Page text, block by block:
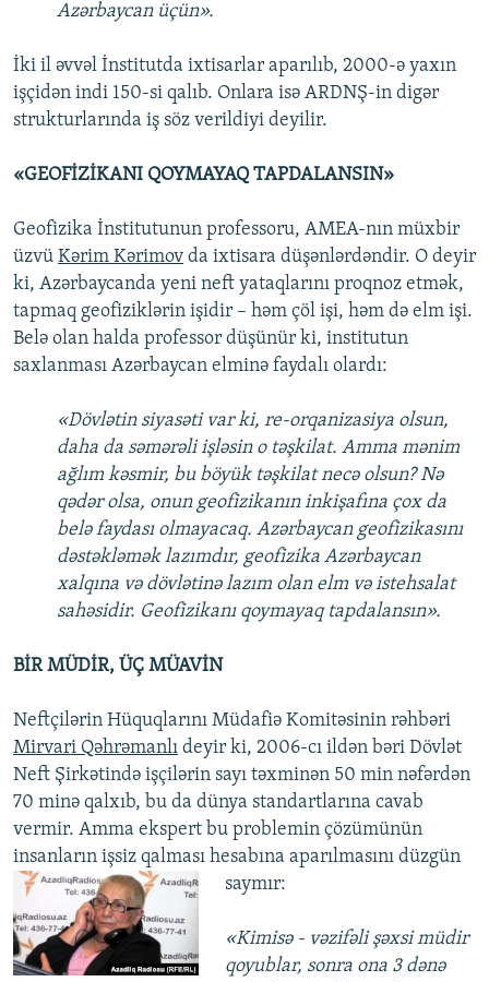
Azərbaycan üçün».
İki il əvvəl İnstitutda ixtisarlar aparılıb, 2000-ə yaxın
işçidən indi 150-si qalıb. Onlara isə ARDNŞ-in digər
strukturlarında iş söz verildiyi deyilir.
«GEOFİZİKANI QOYMAYAQ TAPDALANSIN»
Geofizika İnstitutunun professoru, AMEA-nın müxbir
üzvü Kərim Kərimov da ixtisara düşənlərdəndir. O deyir
ki, Azərbaycanda yeni neft yataqlarını proqnoz etmək,
tapmaq geofiziklərin işidir – həm çöl işi, həm də elm işi.
Belə olan halda professor düşünür ki, institutun
saxlanması Azərbaycan elminə faydalı olardı:
«Dövlətin siyasəti var ki, re-orqanizasiya olsun,
daha da səmərəli işləsin o təşkilat. Amma mənim
ağlım kəsmir, bu böyük təşkilat necə olsun? Nə
qədər olsa, onun geofizikanın inkişafına çox da
belə faydası olmayacaq. Azərbaycan geofizikasını
dəstəkləmək lazımdır, geofizika Azərbaycan
xalqına və dövlətinə lazım olan elm və istehsalat
sahəsidir. Geofizikanı qoymayaq tapdalansın».
BİR MÜDİR, ÜÇ MÜAVİN
Neftçilərin Hüquqlarını Müdafiə Komitəsinin rəhbəri
Mirvari Qəhrəmanlı deyir ki, 2006-cı ildən bəri Dövlət
Neft Şirkətində işçilərin sayı təxminən 50 min nəfərdən
70 minə qalxıb, bu da dünya standartlarına cavab
vermir. Amma ekspert bu problemin çözümünün
insanların işsiz qalması hesabına aparılmasını düzgün
saymır:
«Kimisə - vəzifəli şəxsi müdir
qoyublar, sonra ona 3 dənə